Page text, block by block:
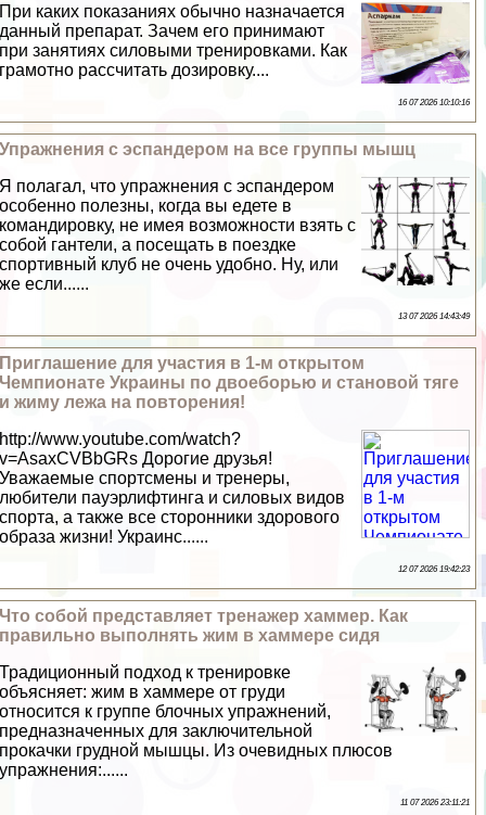
При каких показаниях обычно назначается
данный препарат. Зачем его принимают
при занятиях силовыми тренировками. Как
грамотно рассчитать дозировку....
16 07 2026 10:10:16
Упражнения с эспандером на все группы мышц
Я полагал, что упражнения с эспандером
особенно полезны, когда вы едете в
комaндировку, не имея возможности взять с
собой гантели, а посещать в поездке
спортивный клуб не очень удобно. Ну, или
же если......
13 07 2026 14:43:49
Приглашение для участия в 1-м открытом
Чемпионате Украины по двоеборью и становой тяге
и жиму лежа на повторения!
http://www.youtube.com/watch?
v=AsaxCVBbGRs Дорогие друзья!
Уважаемые спортсмены и тренеры,
любители пауэрлифтинга и силовых видов
спорта, а также все сторонники здорового
образа жизни! Украинс......
12 07 2026 19:42:23
Что собой представляет тренажер хаммер. Как
правильно выполнять жим в хаммере сидя
Традиционный подход к тренировке
объясняет: жим в хаммере от гpyди
относится к группе блочных упражнений,
предназначенных для заключительной
прокачки грудной мышцы. Из очевидных плюсов
упражнения:......
11 07 2026 23:11:21